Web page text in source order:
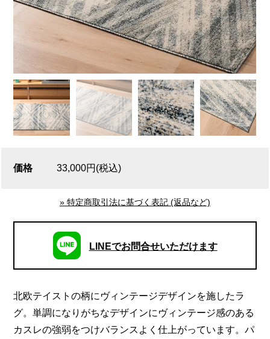
価格 33,000円(税込)
» 特定商取引法に基づく表記 (返品など)
LINEでお問合せいただけます
北欧テイストの柄にヴィンテージデザインを施したラ
グ。単調になりがちなデザインにヴィンテージ感のある
カスレの強弱をつけバランスよく仕上がっています。パ